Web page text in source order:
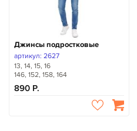
Джинсы подростковые
артикул: 2627
13, 14, 15, 16
146, 152, 158, 164
890